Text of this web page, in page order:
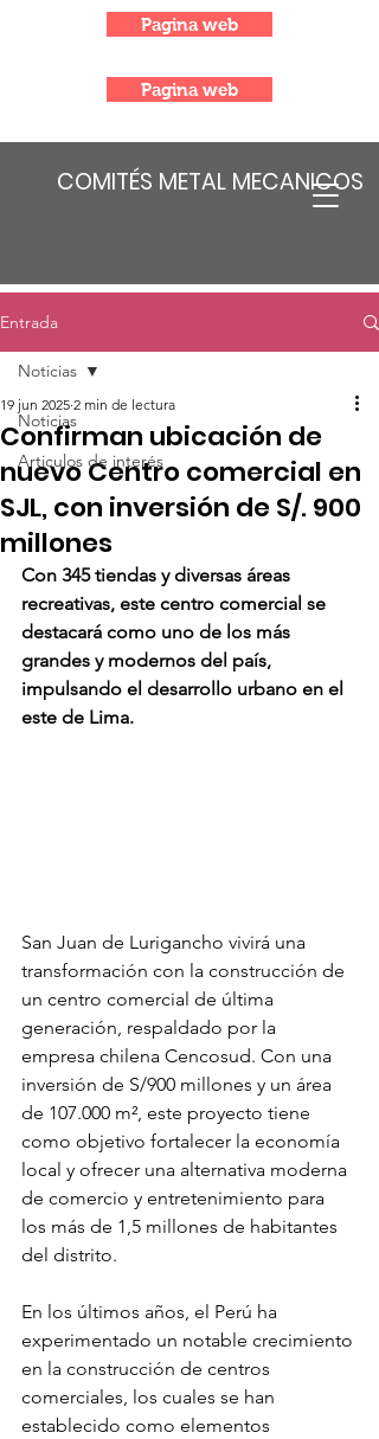
COMITÉS METAL MECANICOS
Pagina web
Pagina web
Entrada
Noticias
Articulos de interés
Noticias
Confirman ubicación de
nuevo Centro comercial en
SJL, con inversión de S/. 900
millones
19 jun 2025 2 min de lectura
Con 345 tiendas y diversas áreas
recreativas, este centro comercial se
destacará como uno de los más
grandes y modernos del país,
impulsando el desarrollo urbano en el
este de Lima.
San Juan de Lurigancho vivirá una
transformación con la construcción de
un centro comercial de última
generación, respaldado por la
empresa chilena Cencosud. Con una
inversión de S/900 millones y un área
de 107.000 m², este proyecto tiene
como objetivo fortalecer la economía
local y ofrecer una alternativa moderna
de comercio y entretenimiento para
los más de 1,5 millones de habitantes
del distrito.
En los últimos años, el Perú ha
experimentado un notable crecimiento
en la construcción de centros
comerciales, los cuales se han
establecido como elementos